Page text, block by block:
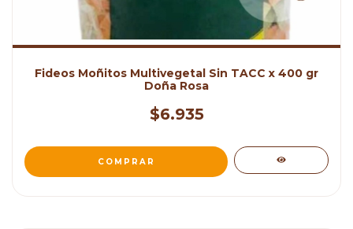
Fideos Moñitos Multivegetal Sin TACC x 400 gr
Doña Rosa
$6.935